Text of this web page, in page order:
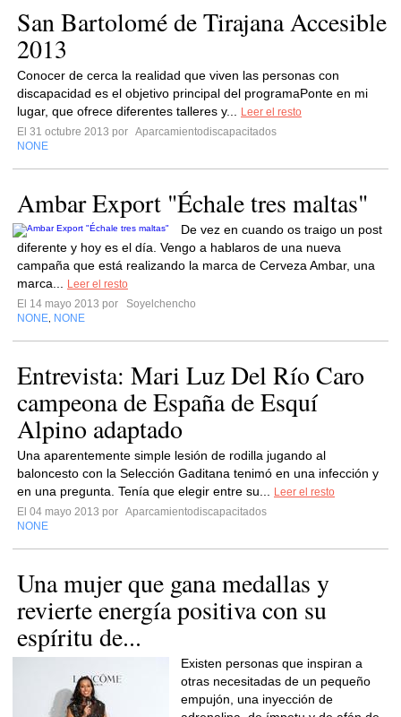
San Bartolomé de Tirajana Accesible
2013
Conocer de cerca la realidad que viven las personas con
discapacidad es el objetivo principal del programaPonte en mi
lugar, que ofrece diferentes talleres y...
Leer el resto
El 31 octubre 2013 por Aparcamientodiscapacitados
NONE
Ambar Export "Échale tres maltas"
De vez en cuando os traigo un post
diferente y hoy es el día. Vengo a hablaros de una nueva
campaña que está realizando la marca de Cerveza Ambar, una
marca...
Leer el resto
El 14 mayo 2013 por
Soyelchencho
NONE NONE
Entrevista: Mari Luz Del Río Caro
campeona de España de Esquí
Alpino adaptado
Una aparentemente simple lesión de rodilla jugando al
baloncesto con la Selección Gaditana tenimó en una infección y
en una pregunta. Tenía que elegir entre su...
Leer el resto
El 04 mayo 2013 por Aparcamientodiscapacitados
NONE
Una mujer que gana medallas y
revierte energía positiva con su
espíritu de...
Existen personas que inspiran a
otras necesitadas de un pequeño
empujón, una inyección de